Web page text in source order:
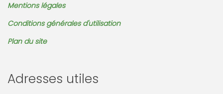
Mentions légales
Conditions générales d'utilisation
Plan du site
Adresses utiles